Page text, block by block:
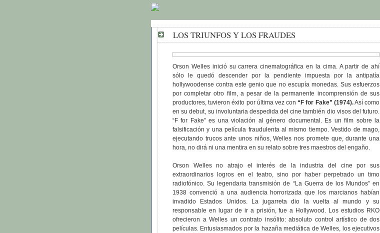
LOS TRIUNFOS Y LOS FRAUDES
Orson Welles inició su carrera cinematográfica en la cima. A partir de ahí
sólo le quedó descender por la pendiente impuesta por la antipatía
hollywoodense contra este genio que no escupía monedas. Sus esfuerzos
por completar otro film, a pesar de la permanente incomprensión de sus
productores, tuvieron éxito por última vez con “F for Fake” (1974).Así como
en su debut, su involuntaria despedida del cine también dio visos del futuro.
“F for Fake” es una violación al género documental. Es un film sobre la
falsificación y una película fraudulenta al mismo tiempo. Vestido de mago,
ejecutando trucos ante unos niños, Welles nos promete que, durante una
hora, no dirá ni una mentira en su relato sobre tres maestros del engaño.
Orson Welles no atrajo el interés de la industria del cine por sus
extraordinarios logros en el teatro, sino por haber perpetrado un timo
radiofónico. Su legendaria transmisión de “La Guerra de los Mundos” en
1938 convenció a una audiencia horrorizada que los marcianos habían
invadido Estados Unidos. La jugarreta dio la vuelta al mundo y su
responsable en lugar de ir a prisión, fue a Hollywood. Los estudios RKO
ofrecieron a Welles un contrato insólito: absoluto control artístico de dos
películas. Entusiasmados por la hazaña mediática de Welles, los ejecutivos